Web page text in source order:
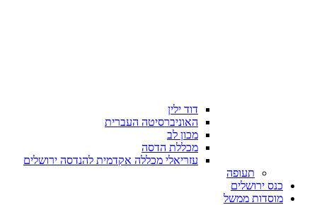
דוד ילין
האוניברסיטה העברית
מכון לב
מכללת הדסה
עזריאלי מכללה אקדמית להנדסה ירושלים
תעופה
כנס ירושלים
מוסדות ממשל